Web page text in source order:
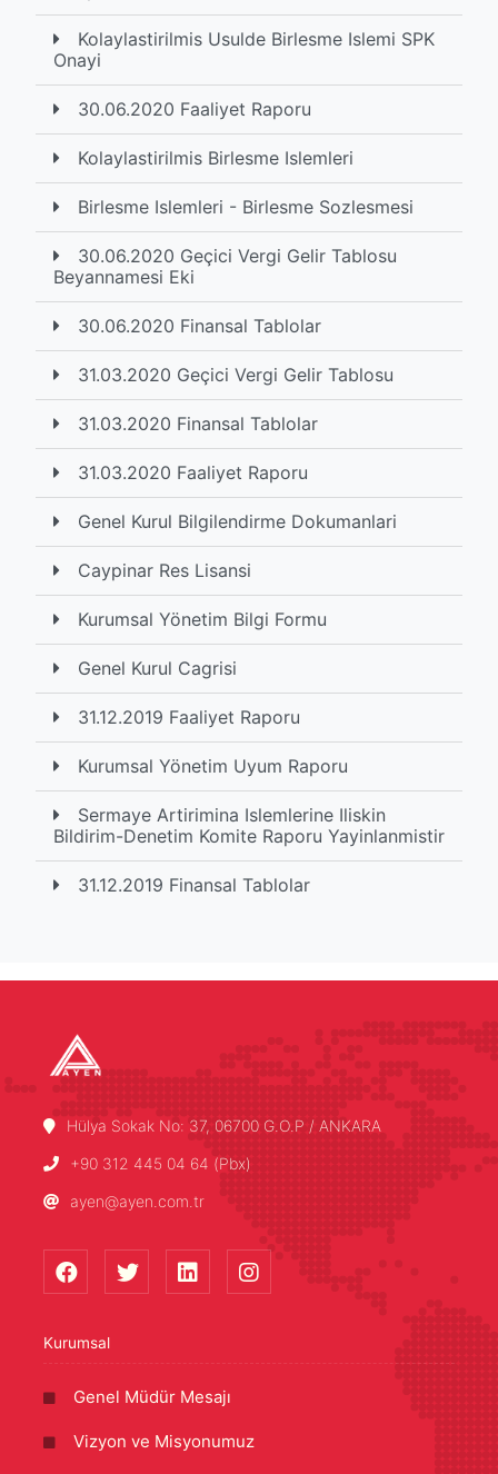
Kolaylastirilmis Usulde Birlesme Islemi SPK
Onayi
30.06.2020 Faaliyet Raporu
Kolaylastirilmis Birlesme Islemleri
Birlesme Islemleri - Birlesme Sozlesmesi
30.06.2020 Geçici Vergi Gelir Tablosu
Beyannamesi Eki
30.06.2020 Finansal Tablolar
31.03.2020 Geçici Vergi Gelir Tablosu
31.03.2020 Finansal Tablolar
31.03.2020 Faaliyet Raporu
Genel Kurul Bilgilendirme Dokumanlari
Caypinar Res Lisansi
Kurumsal Yönetim Bilgi Formu
Genel Kurul Cagrisi
31.12.2019 Faaliyet Raporu
Kurumsal Yönetim Uyum Raporu
Sermaye Artirimina Islemlerine Iliskin
Bildirim-Denetim Komite Raporu Yayinlanmistir
31.12.2019 Finansal Tablolar
Hülya Sokak No: 37, 06700 G.O.P / ANKARA
+90 312 445 04 64 (Pbx)
ayen@ayen.com.tr
Kurumsal
Genel Müdür Mesajı
Vizyon ve Misyonumuz